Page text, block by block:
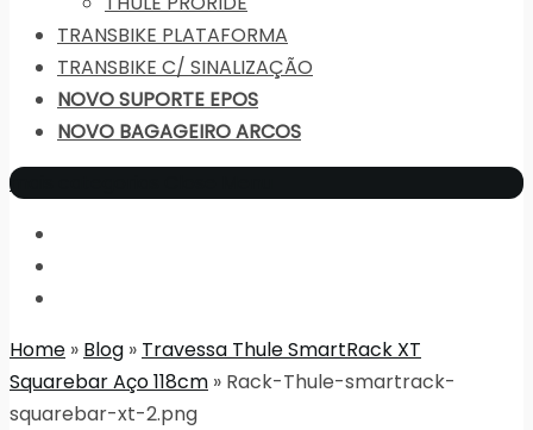
TRANSBIKE PLATAFORMA
TRANSBIKE C/ SINALIZAÇÃO
NOVO SUPORTE EPOS
NOVO BAGAGEIRO ARCOS
mais categorias
Home » Blog » Travessa Thule SmartRack XT
Squarebar Aço 118cm » Rack-Thule-smartrack-
squarebar-xt-2.png